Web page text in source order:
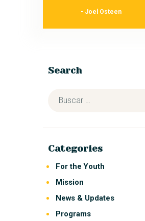
- Joel Osteen
Search
Categories
For the Youth
Mission
News & Updates
Programs